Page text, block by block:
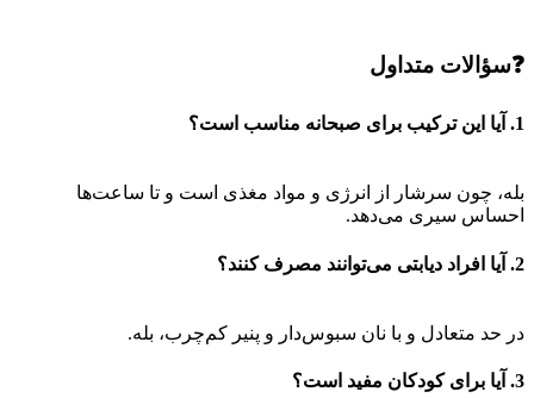
❓سؤالات متداول
1. آیا این ترکیب برای صبحانه مناسب است؟
بله، چون سرشار از انرژی و مواد مغذی است و تا ساعت‌ها
احساس سیری می‌دهد.
2. آیا افراد دیابتی می‌توانند مصرف کنند؟
در حد متعادل و با نان سبوس‌دار و پنیر کم‌چرب، بله.
3. آیا برای کودکان مفید است؟